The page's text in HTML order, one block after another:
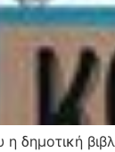
η δημοτική